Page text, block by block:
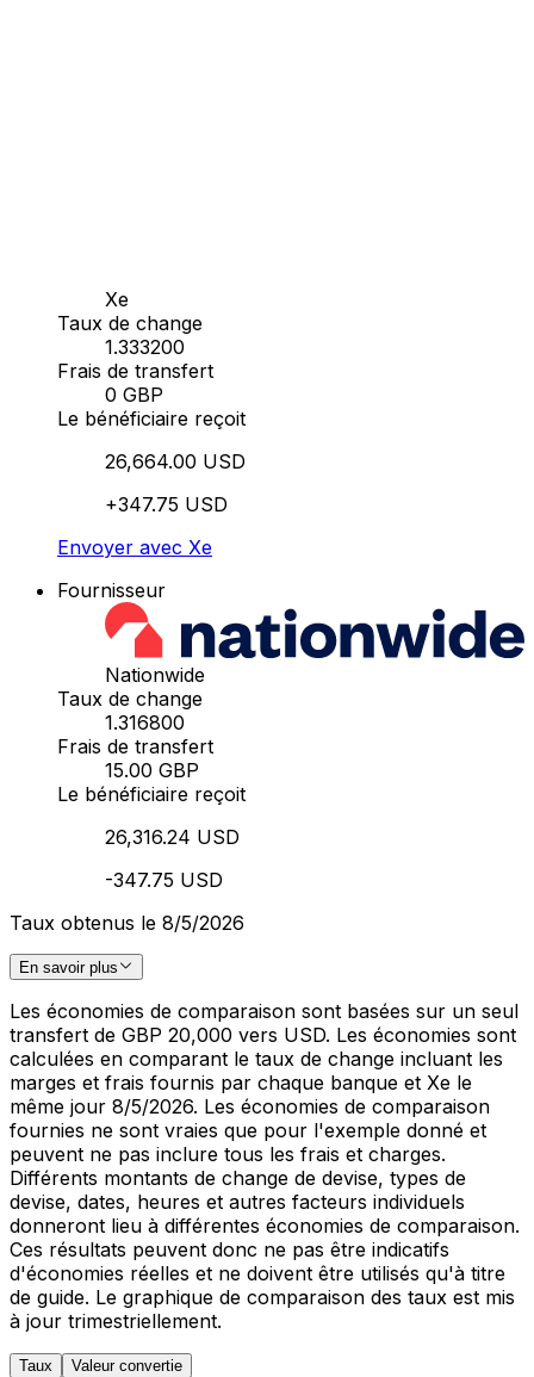
Xe
Taux de change
1.333200
Frais de transfert
0 GBP
Le bénéficiaire reçoit
26,664.00 USD
+347.75 USD
Envoyer avec Xe
Fournisseur
Nationwide
Taux de change
1.316800
Frais de transfert
15.00 GBP
Le bénéficiaire reçoit
26,316.24 USD
-347.75 USD
Taux obtenus le 8/5/2026
En savoir plus
Les économies de comparaison sont basées sur un seul
transfert de GBP 20,000 vers USD. Les économies sont
calculées en comparant le taux de change incluant les
marges et frais fournis par chaque banque et Xe le
même jour 8/5/2026. Les économies de comparaison
fournies ne sont vraies que pour l'exemple donné et
peuvent ne pas inclure tous les frais et charges.
Différents montants de change de devise, types de
devise, dates, heures et autres facteurs individuels
donneront lieu à différentes économies de comparaison.
Ces résultats peuvent donc ne pas être indicatifs
d'économies réelles et ne doivent être utilisés qu'à titre
de guide. Le graphique de comparaison des taux est mis
à jour trimestriellement.
Taux Valeur convertie